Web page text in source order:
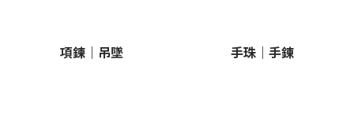
項鍊｜吊墜 手珠｜手鍊